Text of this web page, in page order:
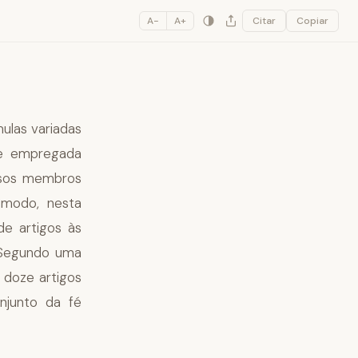
A− A+ Citar Copiar
variadas
empregada
membros
nesta
artigos às
uma
artigos
da fé